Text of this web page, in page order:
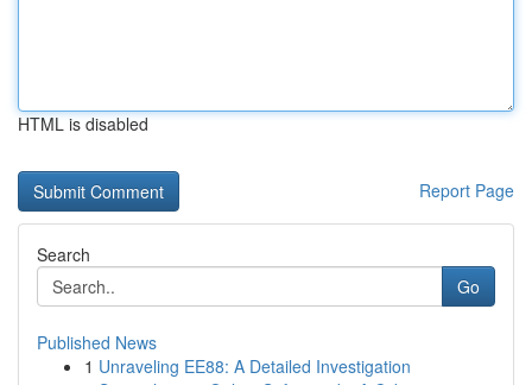
HTML is disabled
Report Page
Search
Go
Published News
1 Unraveling EE88: A Detailed Investigation